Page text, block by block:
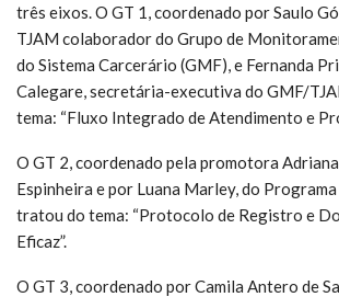
três eixos. O GT 1, coordenado por Saulo
TJAM colaborador do Grupo de
do Sistema Carcerário (GMF), e Fernanda
Calegare, secretária-executiva do GMF/
tema: “Fluxo Integrado de Atendimento e
O GT 2, coordenado pela promotora
Espinheira e por Luana Marley, do
tratou do tema: “Protocolo de Registro e
Eficaz”.
O GT 3, coordenado por Camila Antero de